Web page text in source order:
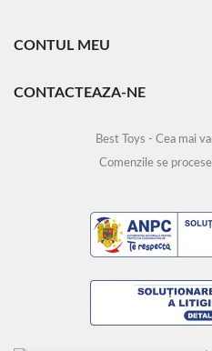
CONTUL MEU
CONTACTEAZA-NE
Best Toys - Cea mai
Comenzile se